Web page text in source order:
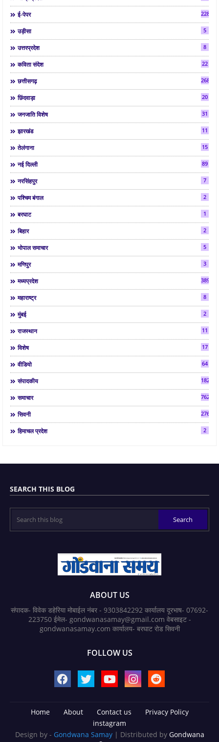
ई-पेपर 2286
उड़ीसा 5
उत्तरप्रदेश 8
कविता संदेश 22
छत्तीसगढ़ 268
छिंदवाड़ा 20
जनजाति विशेष 31
झारखंड 11
तेलंगाना 15
नई दिल्ली 89
नरसिंहपुर 7
पश्चिम बंगाल 2
बरघाट 1
बिहार 2
भोपाल समाचार 5
मणिपुर 3
मध्यप्रदेश 3892
महाराष्ट्र 8
मुंबई 2
राजस्थान 11
विशेष 17
वीडियो 64
संपादकीय 182
समाचार 7624
सिवनी 2763
हिमाचल प्रदेश 2
SEARCH THIS BLOG
ABOUT US
संपादक- विवेक डहेरिया मोबाईल नंबर - 9303842292 कार्यालय दूरभाष- 07692-
223750 ईमेल- gondwanasamay@gmail.com वेबसाइट -
gondwanasamay.com कार्यालय- बरघाट रोड सिवनी
FOLLOW US
Home About Contact us
Privacy Policy
instagram
Design by - Gondwana Samay | Distributed by Gondwana